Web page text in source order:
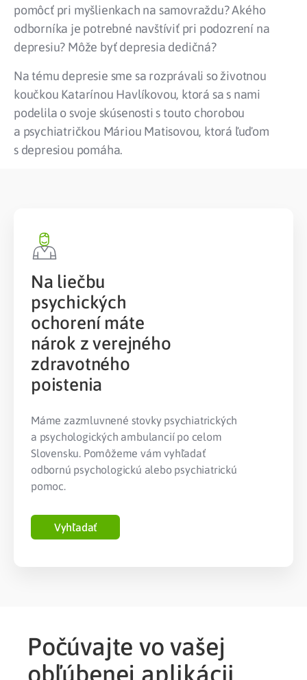
pomôcť pri myšlienkach na samovraždu? Akého
odborníka je potrebné navštíviť pri podozrení na
depresiu? Môže byť depresia dedičná?
Na tému depresie sme sa rozprávali so životnou
koučkou Katarínou Havlíkovou, ktorá sa s nami
podelila o svoje skúsenosti s touto chorobou
a psychiatričkou Máriou Matisovou, ktorá ľuďom
s depresiou pomáha.
Na liečbu
psychických
ochorení máte
nárok z verejného
zdravotného
poistenia
Máme zazmluvnené stovky psychiatrických
a psychologických ambulancií po celom
Slovensku. Pomôžeme vám vyhľadať
odbornú psychologickú alebo psychiatrickú
pomoc.
Vyhľadať
Počúvajte vo vašej
obľúbenej aplikácii